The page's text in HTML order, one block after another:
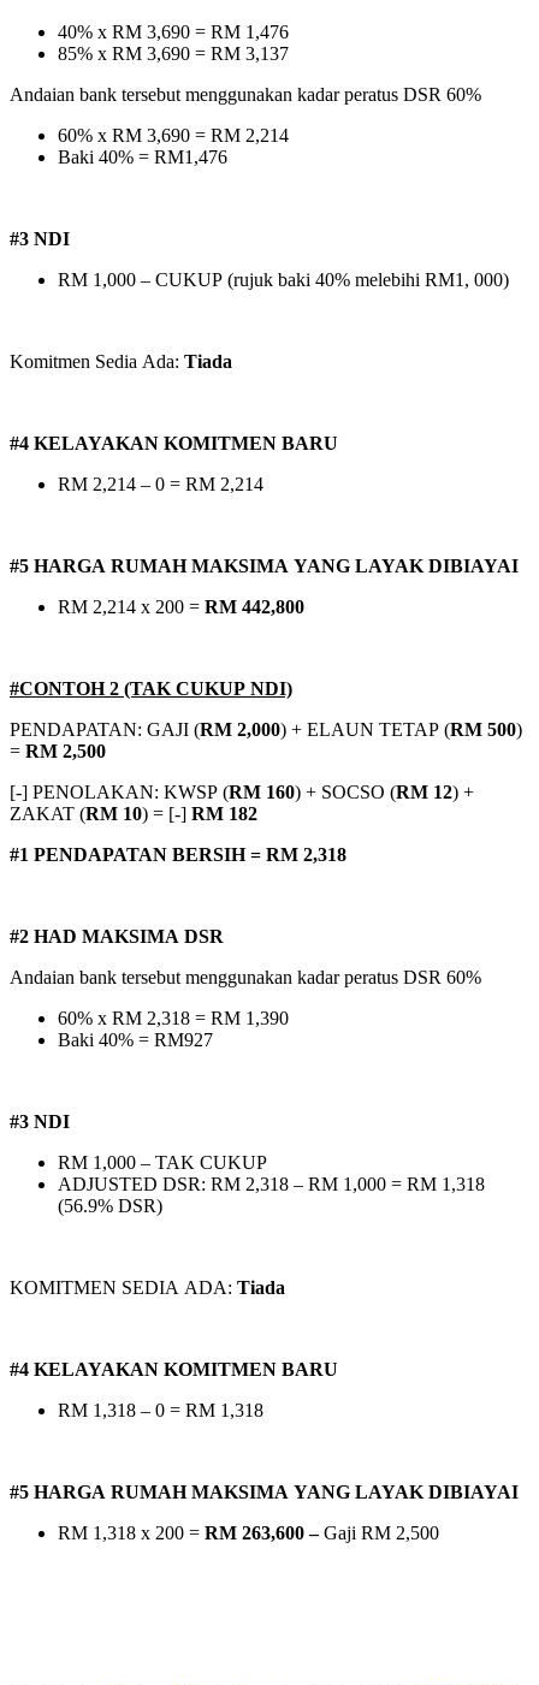
40% x RM 3,690 = RM 1,476
85% x RM 3,690 = RM 3,137
Andaian bank tersebut menggunakan kadar peratus DSR 60%
60% x RM 3,690 = RM 2,214
Baki 40% = RM1,476
#3 NDI
RM 1,000 – CUKUP (rujuk baki 40% melebihi RM1, 000)
Komitmen Sedia Ada: Tiada
#4 KELAYAKAN KOMITMEN BARU
RM 2,214 – 0 = RM 2,214
#5 HARGA RUMAH MAKSIMA YANG LAYAK DIBIAYAI
RM 2,214 x 200 = RM 442,800
#CONTOH 2 (TAK CUKUP NDI)
PENDAPATAN: GAJI (RM 2,000) + ELAUN TETAP (RM 500)
= RM 2,500
[-] PENOLAKAN: KWSP (RM 160) + SOCSO (RM 12) +
ZAKAT (RM 10) = [-] RM 182
#1 PENDAPATAN BERSIH = RM 2,318
#2 HAD MAKSIMA DSR
Andaian bank tersebut menggunakan kadar peratus DSR 60%
60% x RM 2,318 = RM 1,390
Baki 40% = RM927
#3 NDI
RM 1,000 – TAK CUKUP
ADJUSTED DSR: RM 2,318 – RM 1,000 = RM 1,318
(56.9% DSR)
KOMITMEN SEDIA ADA: Tiada
#4 KELAYAKAN KOMITMEN BARU
RM 1,318 – 0 = RM 1,318
#5 HARGA RUMAH MAKSIMA YANG LAYAK DIBIAYAI
RM 1,318 x 200 = RM 263,600 –Gaji RM 2,500